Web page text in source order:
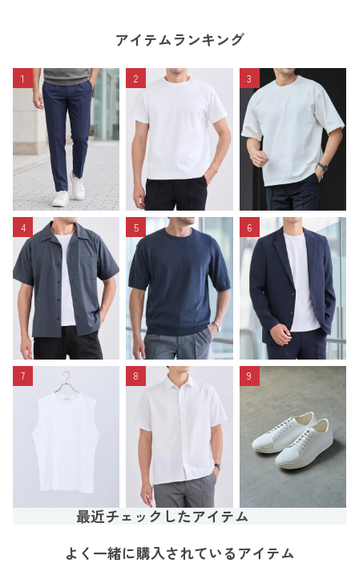
アイテムランキング
1 2 3
4 5 6
7 8 9
最近チェックしたアイテム
よく一緒に購入されているアイテム